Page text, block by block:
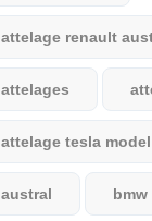
attelage renault
attelages
attelage tesla
austral bmw